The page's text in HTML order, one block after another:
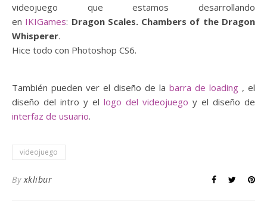
videojuego que estamos desarrollando
en IKIGames: Dragon Scales. Chambers of the Dragon
Whisperer.
Hice todo con Photoshop CS6.
También pueden ver el diseño de la barra de loading , el
diseño del intro y el logo del videojuego y el diseño de
interfaz de usuario.
videojuego
Byxklibur